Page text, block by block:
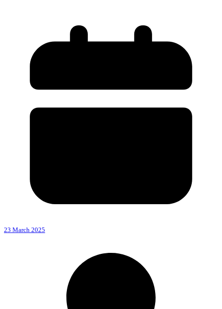
23 March 2025